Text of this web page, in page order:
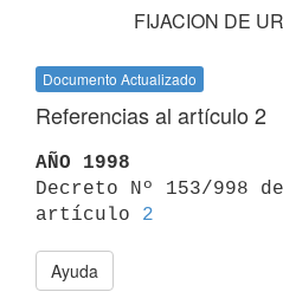
FIJACION DE
Documento Actualizado
Referencias al artículo 2
AÑO 1998
Decreto Nº 153/998
artículo 2
Ayuda